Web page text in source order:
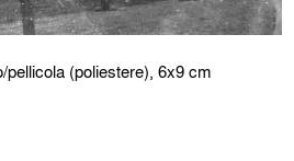
pellicola (poliestere), 6x9 cm